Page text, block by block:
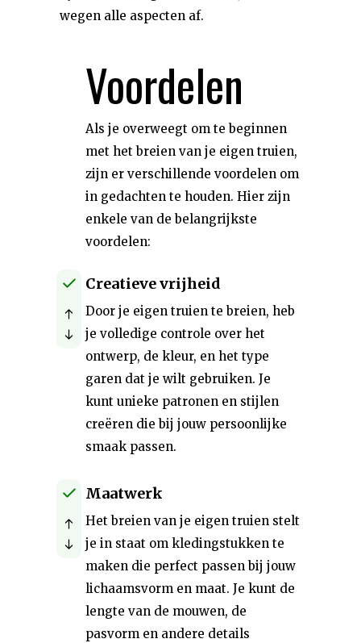
wegen alle aspecten af.
Voordelen
Als je overweegt om te beginnen
met het breien van je eigen truien,
zijn er verschillende voordelen om
in gedachten te houden. Hier zijn
enkele van de belangrijkste
voordelen:
Creatieve vrijheid
Door je eigen truien te breien, heb
je volledige controle over het
ontwerp, de kleur, en het type
garen dat je wilt gebruiken. Je
kunt unieke patronen en stijlen
creëren die bij jouw persoonlijke
smaak passen.
Maatwerk
Het breien van je eigen truien stelt
je in staat om kledingstukken te
maken die perfect passen bij jouw
lichaamsvorm en maat. Je kunt de
lengte van de mouwen, de
pasvorm en andere details